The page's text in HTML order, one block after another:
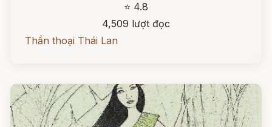
⭐ 4.8
4,509 lượt đọc
Thần thoại Thái Lan